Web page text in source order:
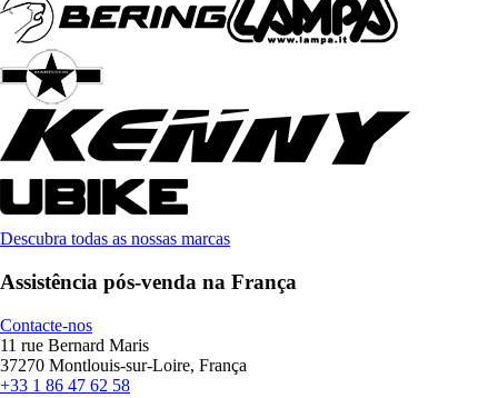
Descubra todas as nossas marcas
Assistência pós-venda na França
Contacte-nos
11 rue Bernard Maris
37270 Montlouis-sur-Loire, França
+33 1 86 47 62 58